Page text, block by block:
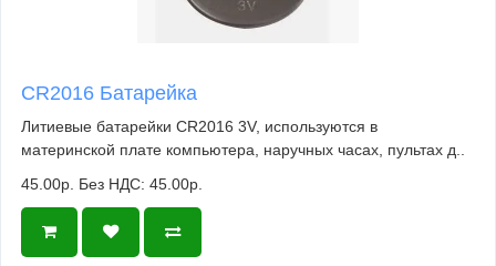
CR2016 Батарейка
Литиевые батарейки CR2016 3V, используются в
материнской плате компьютера, наручных часах, пультах д..
45.00р. Без НДС: 45.00р.